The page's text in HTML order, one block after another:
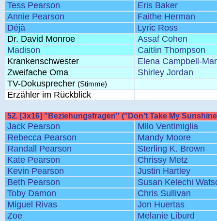
Tess Pearson
Eris Baker
Annie Pearson
Faithe Herman
Déjà
Lyric Ross
Dr. David Monroe
Assaf Cohen
Madison
Caitlin Thompson
Krankenschwester
Elena Campbell-
Zweifache Oma
Shirley Jordan
TV-Dokusprecher (Stimme)
Erzähler im Rückblick
52. [3x16] "Beziehungsfragen" ("Don't Take My
Jack Pearson
Milo Ventimiglia
Rebecca Pearson
Mandy Moore
Randall Pearson
Sterling K. Brown
Kate Pearson
Chrissy Metz
Kevin Pearson
Justin Hartley
Beth Pearson
Susan Kelechi
Toby Damon
Chris Sullivan
Miguel Rivas
Jon Huertas
Zoe
Melanie Liburd